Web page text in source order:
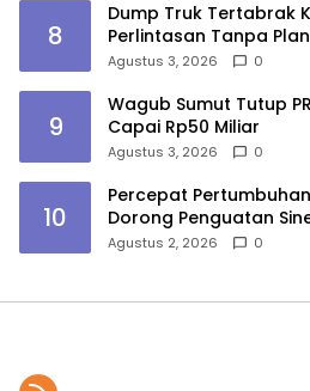
8
Dump Truk Tertabrak
Perlintasan Tanpa
Tewas
Agustus 3, 2026 0
9
Wagub Sumut Tutup
Capai Rp50 Miliar
Agustus 3, 2026 0
10
Percepat
Dorong Penguatan
Medan
Agustus 2, 2026 0